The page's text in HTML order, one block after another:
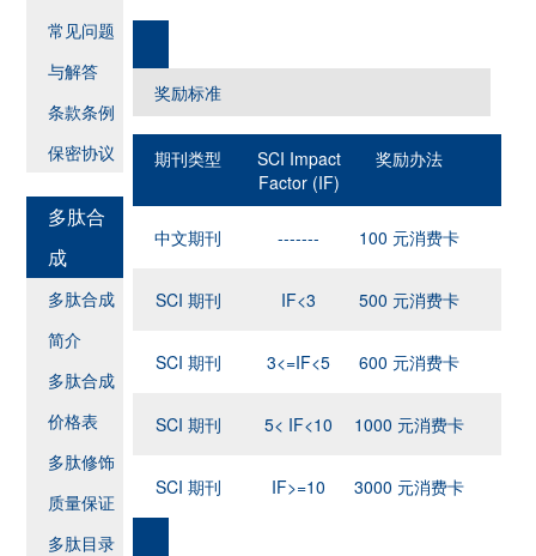
常见问题
与解答
条款条例
保密协议
多肽合
成
多肽合成
简介
多肽合成
价格表
多肽修饰
质量保证
多肽目录
奖励标准
期刊类型
SCI Impact
Factor (IF)
奖励办法
中文期刊 ------- 100 元消费卡
SCI 期刊 IF<3 500 元消费卡
SCI 期刊 3<=IF<5 600 元消费卡
SCI 期刊 5< IF<10 1000 元消费卡
SCI 期刊 IF>=10 3000 元消费卡